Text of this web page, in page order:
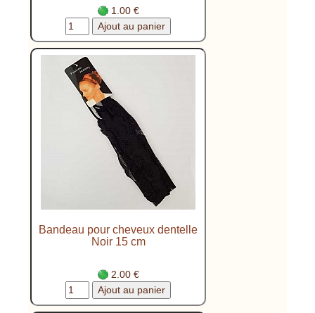
1.00 €
Bandeau pour cheveux dentelle
Noir 15 cm
2.00 €